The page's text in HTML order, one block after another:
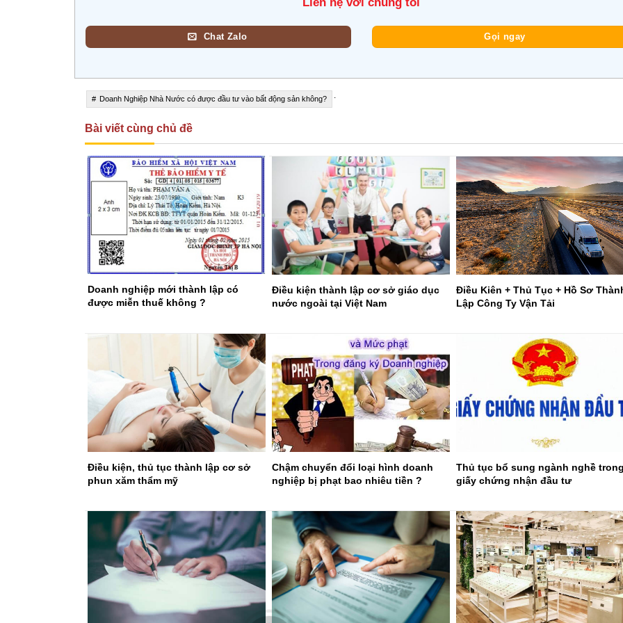
Liên hệ với chúng tôi
Chat Zalo Gọi ngay
Doanh Nghiệp Nhà Nước có được đầu tư vào bất động sản không? .
Bài viết cùng chủ đề
Doanh nghiệp mới thành lập có
được miễn thuế không ?
Điều kiện thành lập cơ sở giáo dục
nước ngoài tại Việt Nam
Điều Kiên + Thủ Tục + Hồ Sơ
Lập Công Ty Vận Tải
Điều kiện, thủ tục thành lập cơ sở
phun xăm thẩm mỹ
Chậm chuyển đổi loại hình doanh
nghiệp bị phạt bao nhiêu tiền ?
Thủ tục bổ sung ngành nghề
giấy chứng nhận đầu tư